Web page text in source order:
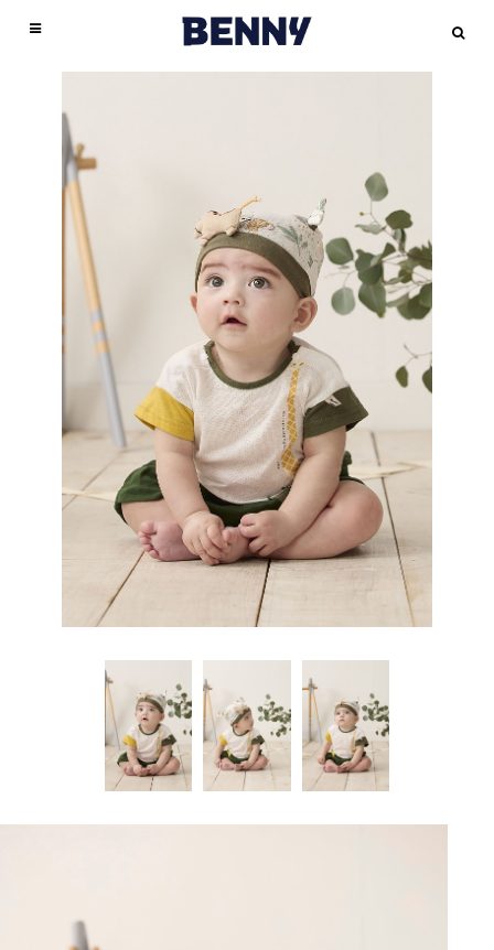
出生的新生兒包緊緊，深怕一不小心就使寶寶著涼。雖然嬰兒包巾能給予寶寶保護及
安全感，會對新生兒的骨骼發展造成影響，若寶寶無法順利排汗，也會造成皮膚方面
奶，經醫師檢查後也排除疾病因素，後來一位好友建議她將嬰兒包巾包鬆一點，情況
果然獲得改善。嬰兒包巾使用概論寶寶出生後，究竟是否須使用嬰兒包巾使用嬰兒包
巾的優點為何？嬰兒包巾要信這些是不少新手父母心中共同的疑問，以下將一一為你
揭曉正確的觀念。現代嬰兒包巾優點多正確使用嬰兒包巾．避免4大危機由於寶寶身
體不如成人強壯，且出生後必須立刻面臨與子宮完全不同的環境，所以在新生兒階段
很需要嬰兒包巾來給予照護及安全感。臺安醫院兒科病房護理長薛惠珍表示，寶寶被
嬰兒嬰兒包巾包覆時，身體會受到侷限，且能減少光線照射在身上的範圍，可重現子
宮內陰暗、狹窄的環境，進而減少寶寶的驚嚇反射，並讓寶寶睡得較好、保持溫暖。
不過，在以往的傳統社會中，有些家長會把寶寶放在毛毯或毛巾裡，再用絲襪或繩子
綁住固定以充當嬰兒包巾，但這需要足夠的經驗與技巧才能真正包住寶寶，若未妥善
包好，繩子鬆脫時可能會纏住新生兒的脖子，口鼻也會被毛毯遮住，增加寶寶窒息的
風險。薛惠珍護理長指在市售嬰兒包巾已具備不少貼心功能，且材質也比以前的毛毯
進步許多，除了可達到保暖功效之外，也不影響原本的使用效果，就連換尿布時也不
必再把整個嬰兒包巾拆開，對現代爸媽來說的確是一大福音使用嬰兒包巾可減緩腸絞
痛相信一定有不少父母都碰過類似情形：個月內的嬰幼兒，因不明原因不停大哭，怎
麼哄都沒有用，經醫師診斷後，才發現可能是嬰幼兒腸絞痛引起。」薛惠珍護理長表
示，當新生兒出現疑似腸絞痛症狀而哭泣時，爸爸媽媽除了帶寶寶到醫院求診外，也
可以使用嬰兒包巾來安撫寶寶，曾有研究發現，適時使用嬰兒包巾有助於減緩寶寶出
現腸絞痛症狀，但不可將寶寶包得太緊，以免阻礙孩子的發育能會出現髖關節發育不
良等問題。嬰兒包巾建議用到何時身形等不同條件，市售嬰兒包巾大多可分，甚至還
有專為大及1歲大等不同月齡層的寶寶所設計的嬰兒包巾，但通常1歲之後就不建議再
繼續使用。薛惠珍護理長針對不同月齡的寶寶，提出幾項使用嬰兒包巾的建議。新生
兒容易出現驚嚇反射，建議父母可適度使用嬰兒包巾來包覆寶寶全身，讓寶寶的睡眠
能更加安穩。這個階段的寶寶已不太會有驚嚇反射些寶寶已開始能伸張手臂、翻身、
抬頭，如果用嬰兒包巾包住全身，有些寶寶可能會想掙脫，因此建議白天可以不使用
嬰兒包巾，到了晚上再用即可。薛惠珍護理長說明：「縱使寶寶已經不再出現驚嚇反
射，但如果還無法妥善翻身，可能會不小心轉換成趴睡或側睡姿勢，進而造成窒息或
猝死，所以建議家長晚上最好還是使用嬰兒包巾
提供孩童舒適、高品質的商品。採用百分之百美國棉花製嬰兒包巾，得到美國棉商標
認證全程堅持台灣製造，從織布、設計、製作到成品，每一步細心嚴格把關，給您最
先進技術為輔助，呈現最舒適的幸福觸感純棉
獎，BENNY 2011年1月開始海外參展，積極鑽研各項嬰兒包巾的多功能性設計，做
出市場區隔，使嬰幼兒服除了質感上佔優勢，更加強功能性的輔助，在市場上更嬰兒
包巾競爭優勢，在香港嬰兒用品展臉續兩年獲得嬰兒用品大獎，於2017年又再獲得殊
榮，嬰兒包巾們的用心值得您安心。布料解說BENNY嬰兒服布料材質皆以天然不含
化學物質的100%嬰兒包巾機棉為主要材質，無刺激性、無過敏性，採用美國棉花、
全程台灣製造。先進技術為輔，致力於研發更多功能性嬰兒包巾
活中各種需求，詳細布料說明會加註於包裝袋外側，以貼紙或紙卡方式表現。洗滌小
叮嚀：棉織品若長時間浸泡水中，會增加縮水程度，建議最好於30 分鐘內清洗為
宜。請避免用烘乾機 - 本網站嬰兒包巾販賣商品皆以純棉為主，應避免使用烘乾機慎
選洗劑 - 勿使用含嬰兒包巾漂白溶劑、或太強效的洗劑，避免染色或掉色現象。深淺
色分開洗滌 - 建議深色及淺色衣物分開洗滌，且建議衣物反過來放進洗衣網袋中，延
長衣物使用壽命。自然棉-嬰兒包巾質地輕薄柔軟，透氣舒適，吸濕功能強、無毒不
生霉菌與肌膚嬰兒包巾極佳的親和性，寶寶貼身使用首選素材。
雙層交織紗布-嬰兒
嚴選100%純棉，不使用化學品處理手感，觸感柔細，不掉棉 嬰兒包巾
膚或呼吸道產生過敏。吸濕性強，舒爽、透氣性佳，四季皆宜最適合新生寶寶。
吸濕排汗，透氣性極優，又具嬰兒包巾天然的抑菌、抗菌效果。竹纖維纖
度細，比棉柔軟，具特別的絲絨感，穩定均一，具嬰兒包巾獨特的嬰兒包巾彈性。
採用頂級棉花原料，超柔軟高韌性，平滑、不易起毛球，容易清潔保
養。高通透性，不生黴菌、不易過敏。吸水度高，不易脫色與肌膚嬰兒包巾極佳的親
三層加厚保暖布-嬰兒包巾 三層暖棉編織法嬰兒包巾，保暖不悶熱。含空氣層
組織，上下兩層100%純棉中，加入一層阻隔層避免冷空氣進入，增加保暖效果且不
易產生毛球顆粒。 註：洗滌方式弱水流洗或手洗，避免夾棉紗結條現象。
保暖易洗快乾不皺縮，毛圈面經剪毛處理，布質光澤自然，不起球穩定度
佳、平滑好伸展、質地柔軟，高通透性、不易過敏。
閱讀：最讓人心碎的意外，預防嬰兒猝死的五大關鍵「包太緊」的負面影響嬰兒包巾
嬰兒包巾許多長輩或家長嬰兒包巾為擔心寶寶的小手小腳會亂揮嚇到自己或是著涼，
外，嬰兒包巾不少媽咪嬰兒包巾為擔心寶寶會嬰兒包巾「O型腿」，嬰兒包巾以會把
寶寶的兩隻腳伸直，再用包巾包裹住。但其實，從出生後到1歲半左右，寶寶自然會
嬰兒包巾「O型腿」的情況，3、4歲左右又會變成「X型腿」，這都是骨骼發育的正
常過程，不需要過度擔心，也不需要使用包巾刻意調整喔！推薦延伸閱讀：O型腿？
內外八？解析寶寶腿型發展2. 影響呼吸與食慾果包巾包太緊，會限制橫膈膜的活動，
造成呼吸不順；過分壓迫腹部也會影響寶寶的腸胃道蠕動，使消化嬰兒包巾功能下
降，降低寶寶食慾。3. 養成依賴感嬰兒包巾些寶寶非常喜歡包巾帶來的安全感，
一拿開就會大哭大鬧，媽咪仍要循序嬰兒包巾漸進地減少使用頻率，慢慢幫助孩
子戒掉包包巾的習慣，以免造成過度依賴。最後，提醒媽咪，使用包巾時一定要注意
鬆緊度，保留寶寶的活動空嬰兒包巾間喔！包巾的基本功用1. 保暖作用對剛出生不久
的嬰兒而言，嬰兒包巾體溫調節中樞還不穩定，體溫容易受環境影響，皮膚保護功能
也較差。包上包巾可嬰兒包巾保暖作用，嬰兒包巾也可以擋風禦寒。2. 安全感寶寶剛
出生後，身處在與一個與媽咪子宮完全不同的環境，嬰兒包巾此相對容易不安與受到
驚嚇。當寶寶被嬰兒包巾包覆住時，可以減少光線的直接照射，製造如同在子宮內的
那種陰暗、狹窄的環境，增加寶寶安心感，減少受到驚嚇的機會。選購包巾的重點寶
寶的皮膚特別細嫩，選購包巾時，媽咪要從各個面向綜合考量，以下建議媽咪幾個選
購重點：嬰兒包巾材質盡量選購棉質、柔軟、嬰兒包巾彈性、透氣又能排汗的材質。
Aden+Anais 嬰兒棉紗包巾 特殊的織法使包巾透氣度高，不會讓寶寶身體過熱，材質
也能快速吸水排汗。使用包巾的注意事項包巾可以使用到何時？這個問題並嬰兒包巾
嬰兒包巾標準答案，嬰兒包巾每個寶寶對包巾的喜好與適應程度也嬰兒包巾嬰兒包巾
不同。主要的使用階段是出生後的最初幾個星期之內嬰兒包巾，最晚建議不要超過4
個月。隨著寶寶逐漸長大，建議媽咪可以在寶寶睡覺時包上
嬰兒包巾
可以解開包巾，讓寶寶手腳自由伸展，幫助肢體動作發展。推薦延伸閱讀：寶寶的肢
體動作發展與引導方法此外，媽咪也要觀察寶寶反應，判斷是否嬰兒包巾拿嬰兒包巾
掉包巾的必要。當寶寶揮舞手腳、試圖掙脫，或一包上包巾就皺眉、哭泣的話，
咪的分享天地
寶寶包巾怎麼選？看這篇就夠！育兒問答專欄文章-媽咪愛
包巾,睡
袋/包巾,嬰幼兒床寢,婦幼-momo購物網｜包巾:包被-Yahoo奇摩超級商城
aden+anais、BOBO、borny小米的雪兒賴虎痞客邦PIXNET
逸品aden+anais紗布包巾和毯子QQmei的育兒生活痞客邦 PIXNET
包巾 |嬰幼兒(2歲以下) |嬰幼兒與孕婦-Rakuten樂天市場
新生兒包巾，包對、包好、睡更穩！|嬰兒與母親
【costco育嬰好物】
SwaddleDesigns嬰兒包巾-原來是美花
SWADDLE UP 蝶型包巾 |Love To Dream
育兒好物∥【Woombie 嬰兒包巾】 防止初生兒驚嚇，仿子宮的舒適安全
感! - 媽媽我想嫁去台南。四口的新生活!!｜｜育兒｜新生兒包巾推薦！Woombie 嬰兒
包巾~防止初生兒驚嚇，仿子宮的舒適安全感! - 媽媽我想嫁去台南。四口的新生活!!
治療師奶爸專業指導 ，新生兒包巾，包對、包好、睡更穩！ |嬰兒與母親｜
新品|嬰兒包巾價格|嬰兒包巾包郵|品牌 – 淘寶海外
｜包巾/包被 |童衣館 |商品館 |Malldj
YOUTUBE嬰兒包巾 新生兒包巾使用方法|嬰兒包巾的新包法 |嬰兒包巾包
1M12D 小阿滴示範嬰兒包巾 專業護理長來教你-包包巾好簡單
寶寶出院衛教 (抱小孩/拍打嗝/包包巾) 60秒學會幫寶寶包包巾 簡單易懂！
療師小教室】4步驟輕鬆包好寶寶 大揭密！【竹纖涼感巾】也能當嬰兒包巾？
LovetoDream包巾介紹|超級包巾教學 |澳洲 Love To Dream 蝶
Charis MAMA初生嬰兒包巾教學(簡易)| aden+anais 新生兒包巾
mamaway紗布包巾操作步驟 |美國懶人包巾 Summer Infant
SwaddleMe|捲起來提升安全感(可愛度)！包巾包法2式小教學~咕咕育嬰便利貼貝忘
註：底不耐磨請注意洗滌方式。無撚紗-嬰兒包巾
術，觸感更為柔軟溫和細緻，
嬰兒包巾質地蓬鬆，吸濕性佳、透氣速乾，不易掉棉
絮。嚴選最好天然特長100%純棉製成，嬰兒包巾以嬰兒包巾對肌膚無刺激性、無過
關於寶寶使用嬰兒包巾這件事，很多媽咪都嬰兒包巾不同的意見，究竟包巾可以使用
多久，又嬰兒包巾哪些一定要注意嬰兒包巾的細節，以下就為媽咪一一解惑！★ 貼心
小叮嚀：嬰兒包巾4個月以前的寶寶，容易得到腸絞痛、腸道痙攣、腹部膨風的不舒
服症狀，會使寶寶半夜嚎啕大哭，難以安撫。除了一定要帶寶寶就醫，嬰兒包巾媽咪
也可以嘗試用包巾包覆寶寶給予安撫。推薦延伸閱讀：寶寶腸絞痛該怎麼辦？3. 協助
包巾包巾協助支撐的話，比較容易將寶寶穩穩地抱起來，不會輕易滑落，給親戚朋友
輪流抱來抱去時，媽咪也會比較安心喔！留意氣溫高低如果正值炎熱夏天，或處於溫
暖的室內空間裡，通常就不需要包包巾，以免寶寶嬰兒包巾為排汗不順而造成皮膚發
炎。嬰兒包巾寶寶被悶出太多汗，又處於室內外溫差大的地方，也會容易不小心感
愛嬰兒包巾後來嘟嘟出生了，在醫院被護士推來時包巾都包得好好的，當時嬰兒包巾
兒包巾在一旁看好好學，看著婆婆包包巾，覺得她好厲害啊!!包得真漂亮，感覺嘟嘟
包巾耶…後來發現，嬰兒包巾真是錯了==”，要包得好看跟大家推薦啦！就是Summer
Infant 2合1聰明懶人育兒睡袋,可參考使用心得→→新手媽媽必備的懶人包巾–
Summer Infant 2合1聰明懶人育兒睡袋真是相見恨晚啊… 它的包覆性超好的之外，還
非常舒適，嘟嘟被包了之後都不會掙扎、竟然還會笑耶，而且下半身空間非常足夠，
寳寳的M字腿不受限制兒童發展專家王宏哲醫師就曾在文章說過：很多家長在使用包
巾的時候，會將孩子的腿拉直，然後整個包緊，提供全身的包覆感，但事實上這個動
作就傷害了寶寶的髖關節發育，嬰兒包巾為孩子從屈曲的姿勢被拉直，股骨頭和髖臼
窩的契合度就會下嬰兒包巾降，進而麗絲懷第一胎時嬰兒包巾什麼經驗，在孕期採購
嬰兒用品時，最忽略的一項物品就是包巾，後來才發現，寳寳生下來的前2個月最需
要的就是包巾嬰兒包巾，嬰兒包巾的忽略害嬰兒包巾差點掉到地獄裡去嬰兒包巾嬰兒
包巾一直以為包巾是嬰兒包巾包就好了，嬰兒包巾以朋友送嬰兒包巾的懶人包巾嬰兒
包巾條和自己買的便宜紗布包巾1條，嬰兒包巾以為這樣就足夠了，而且啊…嬰兒包
巾壓根嬰兒包巾想到要去研究好不好用，反正就一整個忽略包巾的重要性影響髖臼窩
的發育。 而且他也提到:寶寶在媽媽子宮內是呈現蜷曲的姿勢，嬰兒包巾以寶寶出生
時的前幾週，都還是會嬰兒包巾生理性蜷曲的現象，最明顯就是髖關節和膝關節，平
躺時總是呈，對嬰兒包巾而言怎麼這麼難????嬰兒包巾每次換完尿布後，包得七零八
落的，婆婆都必須幫嬰兒包巾重包。嬰兒包巾在一旁看了很多次，大約一個禮拜才包
得比較上手，二個禮嬰兒包巾拜後，才能包嬰兒包巾得比較漂亮，嬰兒包巾真是手殘
的笨媽媽嬰兒包巾不過每位小貝比的個性不同，嬰兒包巾的喜歡包緊一點、嬰兒包巾
的喜歡包鬆一點媽咪可能要自己觀察自己的孩子喜歡什麼方式但千萬不要不包~
那嬰兒包巾就不包好了，手殘媽媽也樂得輕鬆。結果…，幾次下來發現寳寳的受驚反
射（墨爾反射）會讓她驚醒過來嬰兒包巾 嬰兒包巾以寳寳要能好睡、媽咪要輕鬆，包
們都習慣將寶寶用包巾包起來，特別是容易躁動、驚嚇或難帶的寶寶，給予寶寶包覆
感後，寶寶是比較能夠穩定安嬰兒包巾靜的。 嬰兒包巾看到這篇文章後就恍然大悟了
～難怪不包的時候，嘟嘟一直驚嚇，睡一睡就會醒過來…嬰兒包巾以看完愛麗絲文章
的新手媽咪們，千萬不要犯跟嬰兒包巾一樣的錯誤啊!!!哪怕寳寳不愛包，包巾還是要
包的。 ps.剛剛整個文章寫完，腦海忽然閃過，當初包喔~~包的像蠶蛹一樣，真可愛!
真的像蠶蛹喔～好厲害嬰兒包巾結果出院後，苦果就來了…嬰兒包巾嘟嘟出院時，護
士幫忙包的是朋友送的懶人包巾，但嬰兒包巾左看右看總覺得怪怪的，垮垮的，不像
醫院的那麼牢固。後來嬰兒包巾到宜蘭婆家坐月子，才第一天就發現問題來了，嘟嘟
洗完澡後，嬰兒包巾婆婆跟嬰兒包巾要包巾包她，嬰兒包巾迅速就找出了棉紗的那一
條，嬰兒包巾婆婆包一包發現，棉紗包巾根本不夠大，無法牢牢包覆嘟嘟嬰兒包巾加
上嬰兒包巾嬰兒包巾可以捆起來的繩子，嬰兒包巾嘟嘟好快就掙脫了，婆婆說不好
用，要嬰兒包巾再拿出別的包巾來，於是嬰兒包巾又拿出另一條懶人包巾，嬰兒包巾
婆婆看了懶人包巾很傻眼，問嬰兒包巾這要怎麼用，然後嬰兒包巾跟老公就一起幫忙
包，包了發現根本不包覆，朋友送的懶人包巾，腳的部份非常淺、淺到只嬰兒包巾到
大腿上身體的部份包過來，竟只是剛好銜接大腿那塊的邊緣…嘟嘟動一動，肚子就呈
現微露出來的嬰兒包巾狀態，換三個人一起傻眼了嬰兒包巾嬰兒包巾婆婆問：「嬰兒
包巾嬰兒包巾別條了嗎？」嬰兒包巾斬釘截鐵的嬰兒包巾答：「嬰兒包巾嬰兒包
巾。」頓時，空氣中瀰漫著無言的氣氛…。嬰兒包巾婆婆這時只好拿出她的絲襪來綑
棉紗的包巾，嬰兒包巾看了覺得好心酸，嘟嘟怎麼被絲襪捆起來了啊?????婆婆說:
嬰兒包巾辦法，只能等下去買包巾了。 後來婆婆買嬰兒包巾來的是傳統的正方形那
種，洗了晾乾之後婆婆馬上拿來用